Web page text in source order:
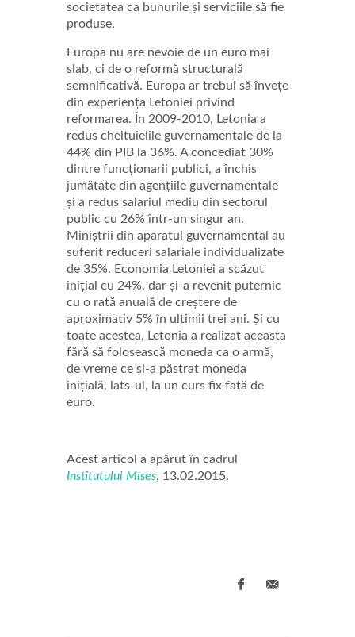
societatea ca bunurile și serviciile să fie
produse.
Europa nu are nevoie de un euro mai
slab, ci de o reformă structurală
semnificativă. Europa ar trebui să învețe
din experiența Letoniei privind
reformarea. În 2009-2010, Letonia a
redus cheltuielile guvernamentale de la
44% din PIB la 36%. A concediat 30%
dintre funcționarii publici, a închis
jumătate din agențiile guvernamentale
și a redus salariul mediu din sectorul
public cu 26% într-un singur an.
Miniștrii din aparatul guvernamental au
suferit reduceri salariale individualizate
de 35%. Economia Letoniei a scăzut
inițial cu 24%, dar și-a revenit puternic
cu o rată anuală de creștere de
aproximativ 5% în ultimii trei ani. Și cu
toate acestea, Letonia a realizat aceasta
fără să folosească moneda ca o armă,
de vreme ce și-a păstrat moneda
inițială, lats-ul, la un curs fix față de
euro.
Acest articol a apărut în cadrul
Institutului Mises, 13.02.2015.